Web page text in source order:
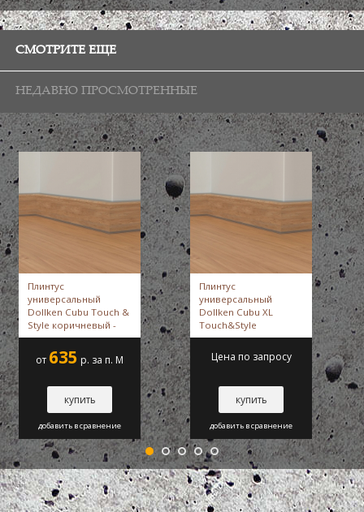
СМОТРИТЕ ЕЩЕ
НЕДАВНО ПРОСМОТРЕННЫЕ
Плинтус
универсальный
Dollken Cubu Touch &
Style коричневый -
Dollken
от 635 р. за п. М
купить
добавить в сравнение
Плинтус
универсальный
Dollken Cubu XL
Touch&Style
коричневый -Dollken
Цена по запросу
купить
добавить в сравнение